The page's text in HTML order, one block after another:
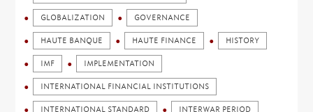
GLOBALIZATION GOVERNANCE
HAUTE BANQUE HAUTE FINANCE HISTORY
IMF IMPLEMENTATION
INTERNATIONAL FINANCIAL INSTITUTIONS
INTERNATIONAL STANDARD INTERWAR PERIOD